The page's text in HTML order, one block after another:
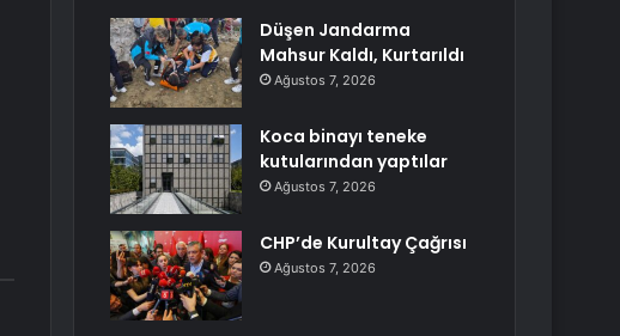
Düşen Jandarma
Mahsur Kaldı, Kurtarıldı
Ağustos 7, 2026
Koca binayı teneke
kutularından yaptılar
Ağustos 7, 2026
CHP’de Kurultay Çağrısı
Ağustos 7, 2026